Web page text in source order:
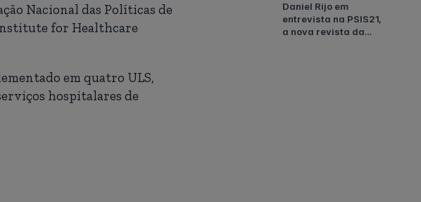
Nacional das Políticas de
for Healthcare
em quatro ULS,
hospitalares de
Daniel Rijo em
entrevista na PSIS21,
a nova revista da